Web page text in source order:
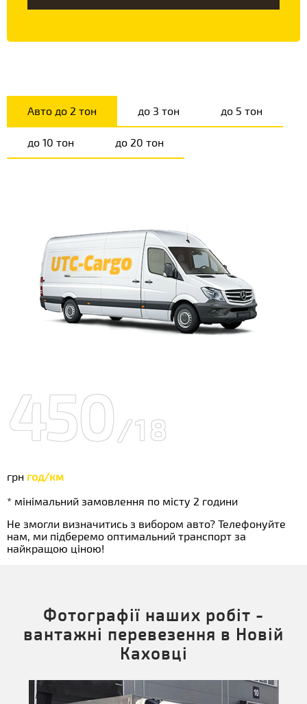
Авто до 2 тон до 3 тон до 5 тон
до 10 тон до 20 тон
450/18
грн год/км
* мінімальний замовлення по місту 2 години
Не змогли визначитись з вибором авто? Телефонуйте
нам, ми підберемо оптимальний транспорт за
найкращою ціною!
Фотографії наших робіт -
вантажні перевезення в Новій
Каховці